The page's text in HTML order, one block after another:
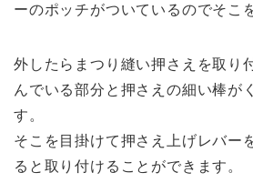
ーのポッチがついているのでそこ
外したらまつり縫い押さえを取り
んでいる部分と押さえの細い棒が
す。
そこを目掛けて押さえ上げレバー
ると取り付けることができます。